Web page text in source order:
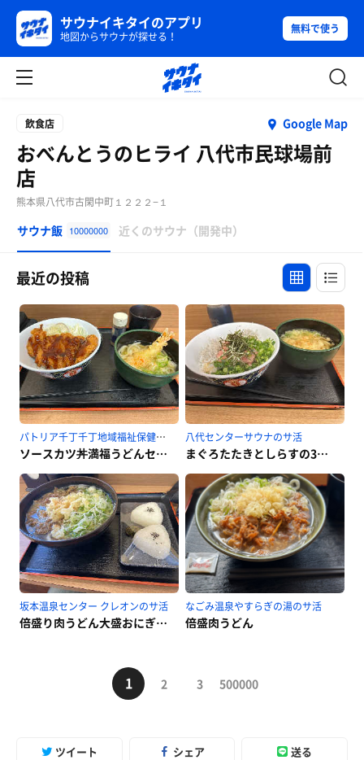
サウナイキタイのアプリ
地図からサウナが探せる！
無料で使う
飲食店 Google Map
おべんとうのヒライ 八代市民球場前
店
熊本県八代市古閑中町１２２２−１
サウナ飯 10000000 近くのサウナ（開発中）
最近の投稿
パトリア千丁千丁地域福祉保健センターのサ活
ソースカツ丼満福うどんセット
八代センターサウナのサ活
まぐろたたきとしらすの3色丼ミニうどんセット
坂本温泉センター クレオンのサ活
倍盛り肉うどん大盛おにぎりセット
なごみ温泉やすらぎの湯のサ活
倍盛肉うどん
1 2 3 500000
ツイート シェア 送る